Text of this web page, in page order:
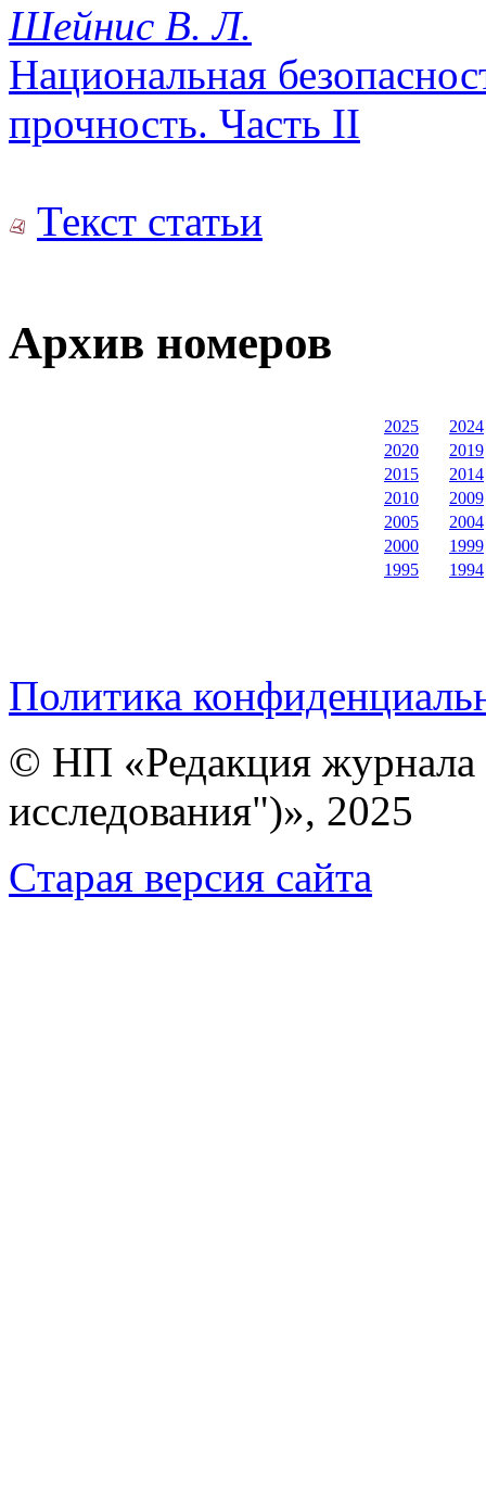
Шейнис В. Л.
Национальная
прочность. Часть II
Текст статьи
Архив номеров
2025
2024
2020
2019
2015
2014
2010
2009
2005
2004
2000
1999
1995
1994
Политика
© НП «Редакция
исследования")», 2025
Cтарая версия сайта